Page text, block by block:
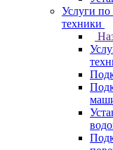
Услуги
техники